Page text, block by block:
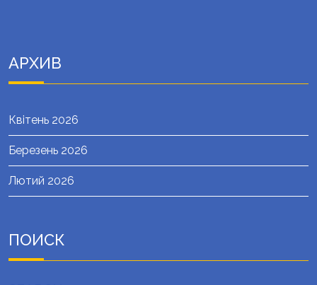
АРХИВ
Квітень 2026
Березень 2026
Лютий 2026
ПОИСК